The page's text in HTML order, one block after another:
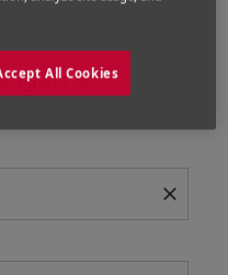
a
close
(origine e/o
All Cookies